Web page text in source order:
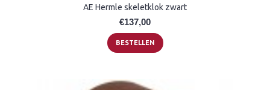
AE Hermle skeletklok zwart
€137,00
BESTELLEN